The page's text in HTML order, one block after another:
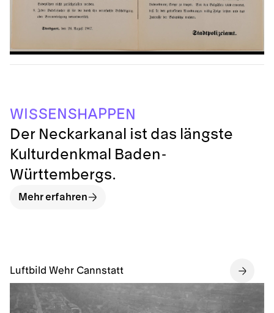
Luftbild Wehr Cannstatt
WISSENSHAPPEN
Der Neckarkanal ist das längste
Kulturdenkmal Baden-
Württembergs.
Mehr erfahren